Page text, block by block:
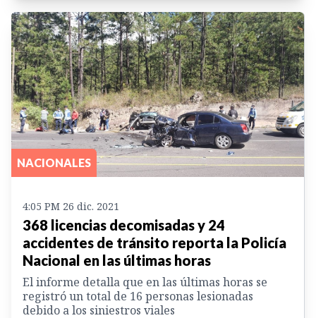
NACIONALES
4:05 PM 26 dic. 2021
368 licencias decomisadas y 24
accidentes de tránsito reporta la Policía
Nacional en las últimas horas
El informe detalla que en las últimas horas se
registró un total de 16 personas lesionadas
debido a los siniestros viales